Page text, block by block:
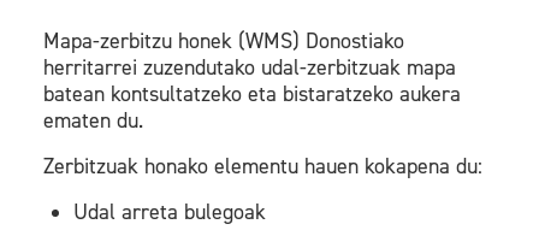
Mapa-zerbitzu honek (WMS) Donostiako
herritarrei zuzendutako udal-zerbitzuak mapa
batean kontsultatzeko eta bistaratzeko aukera
ematen du.
Zerbitzuak honako elementu hauen kokapena du:
Udal arreta bulegoak